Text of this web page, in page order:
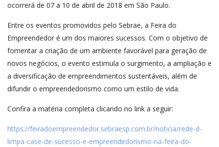
ocorrerá de 07 a 10 de abril de 2018 em São Paulo.
Entre os eventos promovidos pelo Sebrae, a Feira do
Empreendedor é um dos maiores sucessos. Com o objetivo de
fomentar a criação de um ambiente favorável para geração de
novos negócios, o evento estimula o surgimento, a ampliação e
a diversificação de empreendimentos sustentáveis, além de
difundir o empreendedorismo como um estilo de vida.
Confira a matéria completa clicando no link a seguir:
https://feiradoempreendedor.sebraesp.com.br/noticia/rede-d-
limpa-case-de-sucesso-e-empreendedorismo-na-feira-do-